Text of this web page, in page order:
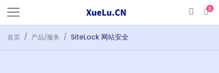
0
首页 产品/服务 SiteLock 网站安全